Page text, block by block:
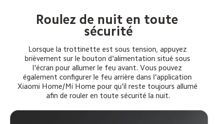
Roulez de nuit en toute
sécurité
Lorsque la trottinette est sous tension, appuyez
brièvement sur le bouton d'alimentation situé sous
l'écran pour allumer le feu avant. Vous pouvez
également configurer le feu arrière dans l'application
Xiaomi Home/Mi Home pour qu'il reste toujours allumé
afin de rouler en toute sécurité la nuit.